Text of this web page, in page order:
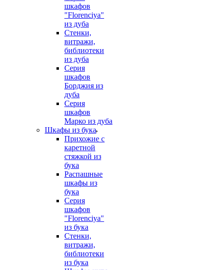
шкафов
"Florenciya"
из дуба
Стенки,
витражи,
библиотеки
из дуба
Серия
шкафов
Борджия из
дуба
Серия
шкафов
Марко из дуба
Шкафы из бука
Прихожие с
каретной
стяжкой из
бука
Распашные
шкафы из
бука
Серия
шкафов
"Florenciya"
из бука
Стенки,
витражи,
библиотеки
из бука